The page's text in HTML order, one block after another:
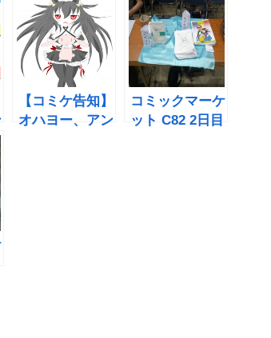
【コミケ告知】
オハヨー、アン
コミックマーケ
ット C82 2日目